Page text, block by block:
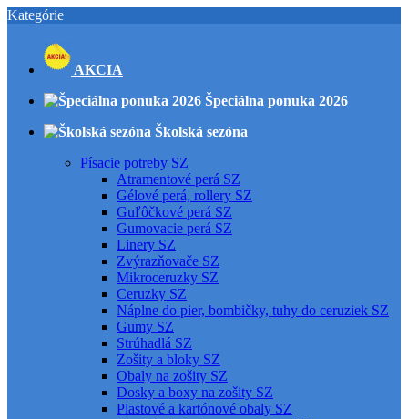
Kategórie
AKCIA
Špeciálna ponuka 2026
Školská sezóna
Písacie potreby SZ
Atramentové perá SZ
Gélové perá, rollery SZ
Guľôčkové perá SZ
Gumovacie perá SZ
Linery SZ
Zvýrazňovače SZ
Mikroceruzky SZ
Ceruzky SZ
Náplne do pier, bombičky, tuhy do ceruziek SZ
Gumy SZ
Strúhadlá SZ
Zošity a bloky SZ
Obaly na zošity SZ
Dosky a boxy na zošity SZ
Plastové a kartónové obaly SZ